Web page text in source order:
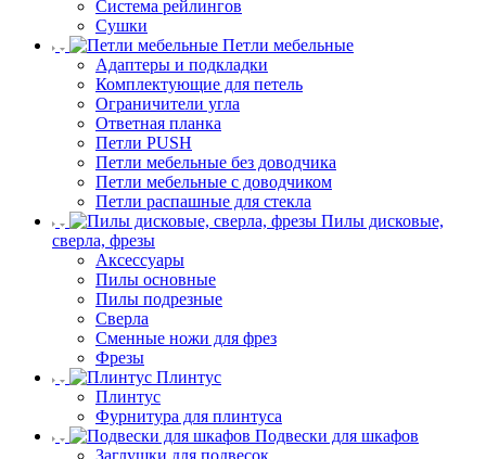
Система рейлингов
Сушки
Петли мебельные
Адаптеры и подкладки
Комплектующие для петель
Ограничители угла
Ответная планка
Петли PUSH
Петли мебельные без доводчика
Петли мебельные с доводчиком
Петли распашные для стекла
Пилы дисковые,
сверла, фрезы
Аксессуары
Пилы основные
Пилы подрезные
Сверла
Сменные ножи для фрез
Фрезы
Плинтус
Плинтус
Фурнитура для плинтуса
Подвески для шкафов
Заглушки для подвесок